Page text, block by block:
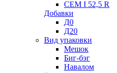
CEM I 52,5 R
Добавки
Д0
Д20
Вид упаковки
Мешок
Биг-бэг
Навалом